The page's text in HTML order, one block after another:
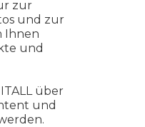
zur
und zur
Ihnen
und
über
und